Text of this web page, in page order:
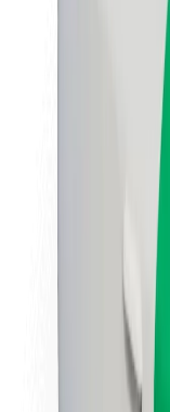
O
Projekt
Tiskové
Pokyny ke
Naše
Vztahy s
Vedení
Značka
Média